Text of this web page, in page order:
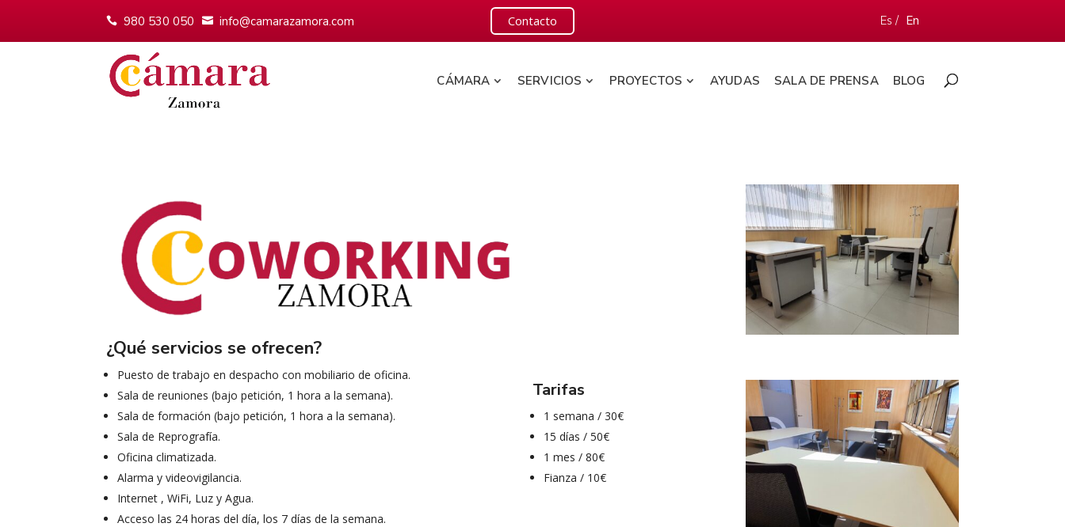
980 530 050 info@camarazamora.com Contacto Es / En
CÁMARA SERVICIOS PROYECTOS AYUDAS SALA DE PRENSA BLOG
¿Qué servicios se ofrecen?
Puesto de trabajo en despacho con mobiliario de oficina.
Sala de reuniones (bajo petición, 1 hora a la semana).
Sala de formación (bajo petición, 1 hora a la semana).
Sala de Reprografía.
Oficina climatizada.
Alarma y videovigilancia.
Internet , WiFi, Luz y Agua.
Acceso las 24 horas del día, los 7 días de la semana.
Tarifas
1 semana / 30€
15 días / 50€
1 mes / 80€
Fianza / 10€